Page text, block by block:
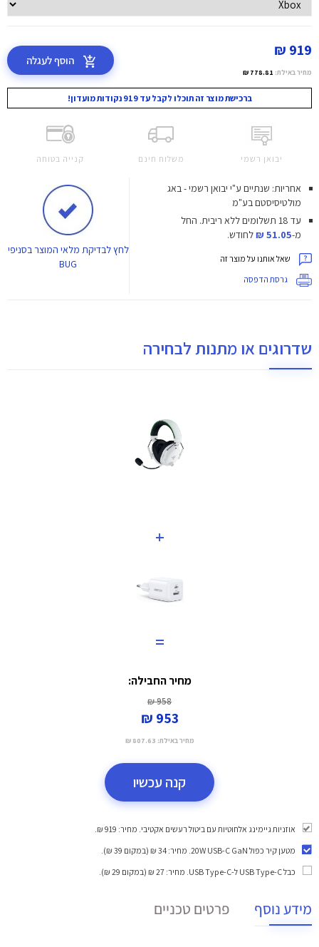
919 ₪
מחיר באילת: 778.81 ₪
הוסף לעגלה
ברכישת מוצר זה תוכלו לקבל עד 919 נקודות מועדון!
יבואן רשמי משלוח חינם קנייה בטוחה
אחריות: שנתיים ע"י יבואן רשמי - באג
מולטיסיסטם בע"מ
עד 18 תשלומים ללא ריבית.
החל
מ-51.05 ₪ לחודש.
שאל אותנו על מוצר זה
גרסת הדפסה
לחץלבדיקת מלאי המוצר בסניפי
BUG
שדרוגים או מתנות לבחירה
+
=
מחיר החבילה:
958 ₪
953 ₪
מחיר באילת: 807.63 ₪
קנה עכשיו
אוזניות גיימינג אלחוטיות עם ביטול רעשים אקטיבי. מחיר: 919 ₪.
מטען קיר כפול 20W USB-C GaN
. מחיר: 34 ₪ (במקום 39 ₪).
כבל USB Type-C ל-USB Type-C
. מחיר: 27 ₪ (במקום 29 ₪).
מידע נוסף פרטים טכניים